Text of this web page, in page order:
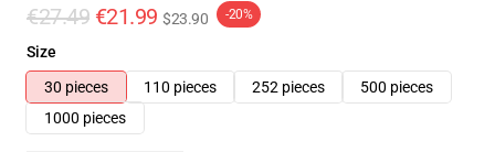
€27.49 €21.99 $23.90 -20%
Size
30 pieces
110 pieces 252 pieces
500 pieces
1000 pieces